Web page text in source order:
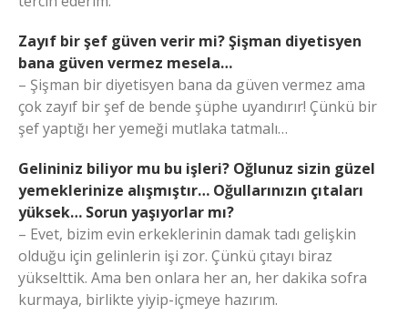
Zayıf bir şef güven verir mi? Şişman diyetisyen
bana güven vermez mesela…
– Şişman bir diyetisyen bana da güven vermez ama
çok zayıf bir şef de bende şüphe uyandırır! Çünkü bir
şef yaptığı her yemeği mutlaka tatmalı…
Gelininiz biliyor mu bu işleri? Oğlunuz sizin güzel
yemeklerinize alışmıştır… Oğullarınızın çıtaları
yüksek… Sorun yaşıyorlar mı?
– Evet, bizim evin erkeklerinin damak tadı gelişkin
olduğu için gelinlerin işi zor. Çünkü çıtayı biraz
yükselttik. Ama ben onlara her an, her dakika sofra
kurmaya, birlikte yiyip-içmeye hazırım.